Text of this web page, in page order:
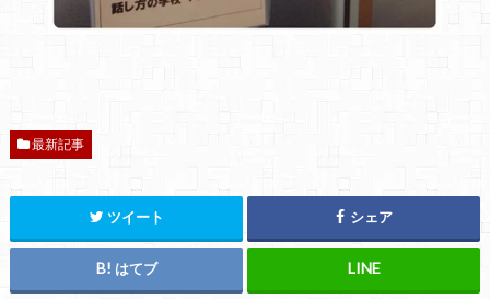
最新記事
ツイート シェア
はてブ